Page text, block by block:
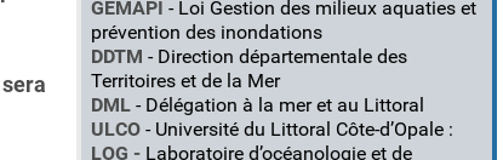
GEMAPI - Loi Gestion des milieux aquaties et
prévention des inondations
DDTM - Direction départementale des
Territoires et de la Mer
DML - Délégation à la mer et au Littoral
ULCO - Université du Littoral Côte-d’Opale :
LOG - Laboratoire d’océanologie et de